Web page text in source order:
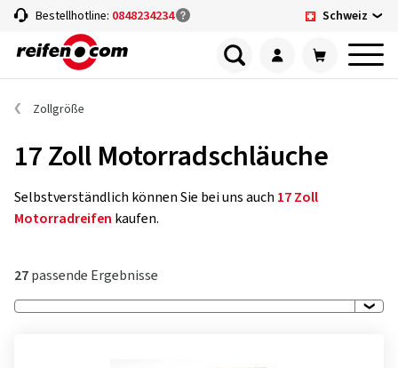
Bestellhotline: 0848234234 Schweiz
Zollgröße
17 Zoll Motorradschläuche
Selbstverständlich können Sie bei uns auch 17 Zoll
Motorradreifen kaufen.
27passende Ergebnisse